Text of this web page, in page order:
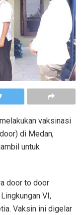
vaksinasi
di Medan,
untuk
door to door
VI,
Vaksin ini digelar